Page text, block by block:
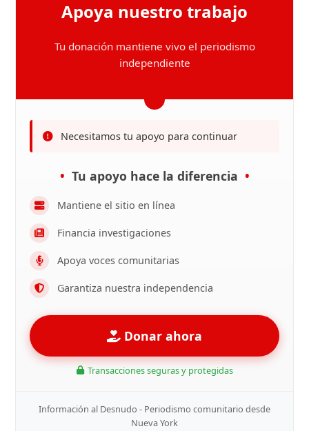
Apoya nuestro trabajo
Tu donación mantiene vivo el periodismo
independiente
Necesitamos tu apoyo para continuar
Tu apoyo hace la diferencia
Mantiene el sitio en línea
Financia investigaciones
Apoya voces comunitarias
Garantiza nuestra independencia
Donar ahora
Transacciones seguras y protegidas
Información al Desnudo - Periodismo comunitario desde
Nueva York